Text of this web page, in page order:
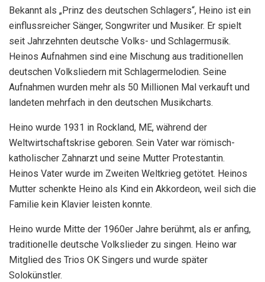
Bekannt als „Prinz des deutschen Schlagers“, Heino ist ein
einflussreicher Sänger, Songwriter und Musiker. Er spielt
seit Jahrzehnten deutsche Volks- und Schlagermusik.
Heinos Aufnahmen sind eine Mischung aus traditionellen
deutschen Volksliedern mit Schlagermelodien. Seine
Aufnahmen wurden mehr als 50 Millionen Mal verkauft und
landeten mehrfach in den deutschen Musikcharts.
Heino wurde 1931 in Rockland, ME, während der
Weltwirtschaftskrise geboren. Sein Vater war römisch-
katholischer Zahnarzt und seine Mutter Protestantin.
Heinos Vater wurde im Zweiten Weltkrieg getötet. Heinos
Mutter schenkte Heino als Kind ein Akkordeon, weil sich die
Familie kein Klavier leisten konnte.
Heino wurde Mitte der 1960er Jahre berühmt, als er anfing,
traditionelle deutsche Volkslieder zu singen. Heino war
Mitglied des Trios OK Singers und wurde später
Solokünstler.